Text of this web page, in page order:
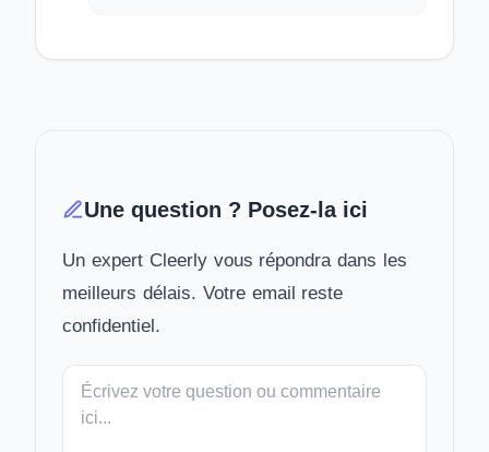
Une question ? Posez-la ici
Un expert Cleerly vous répondra dans les
meilleurs délais. Votre email reste
confidentiel.
Votre
message